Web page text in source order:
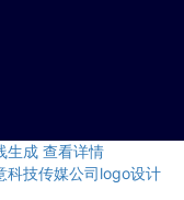
生成 查看详情
科技传媒公司logo设计